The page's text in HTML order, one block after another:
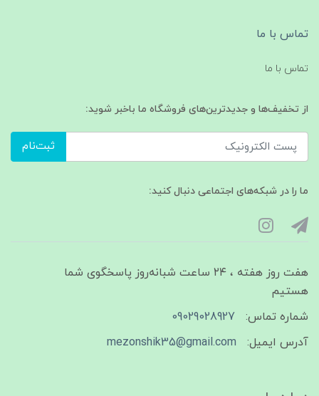
تماس با ما
تماس با ما
از تخفیف‌ها و جدیدترین‌های فروشگاه ما باخبر شوید:
ثبت‌نام
ما را در شبکه‌های اجتماعی دنبال کنید:
هفت روز هفته ، ۲۴ ساعت شبانه‌روز پاسخگوی شما
هستیم
شماره تماس:
09029028927
آدرس ایمیل:
mezonshik35@gmail.com